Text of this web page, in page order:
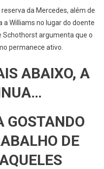
da Mercedes, além de
Williams no lugar do doente
Schothorst argumenta que o
permanece ativo.
ABAIXO, A
GOSTANDO
DE